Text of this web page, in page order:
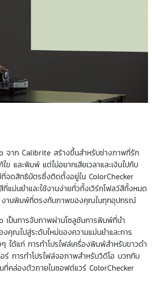
จาก Calibrite สร้างขึ้นสำหรับช่างภาพที่รัก
และพิมพ์ แต่ไม่อยากเสียเวลาและเงินไปกับ
ที่จดสิทธิบัตรซึ่งติดตั้งอยู่ใน ColorChecker
แม่นยำและใช้งานง่ายทั่วทั้งเวิร์กโฟลว์สีทั้งหมด
านพิมพ์ที่ตรงกับภาพของคุณในทุกอุปกรณ์
เป็นการจับภาพผ่านโซลูชันการพิมพ์ที่นำ
งคุณไปสู่ระดับใหม่ของความแม่นยำและการ
ด้แก่ การทำโปรไฟล์เครื่องพิมพ์สำหรับขาวดำ
ร์ การทำโปรไฟล์จอภาพสำหรับวิดีโอ บวกกับ
ที่คล่องตัวภายในซอฟต์แวร์ ColorChecker